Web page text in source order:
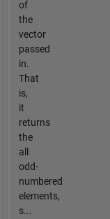
of
the
vector
passed
in.
That
is,
it
returns
the
all
odd-
numbered
elements,
s...